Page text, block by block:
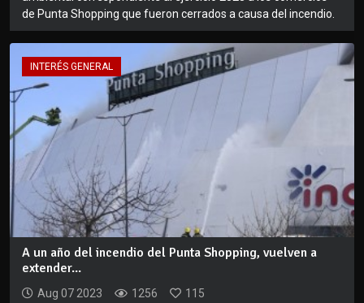
de Punta Shopping que fueron cerrados a causa del incendio.
INTERÉS GENERAL
A un año del incendio del Punta Shopping, vuelven a
extender...
Aug 07 2023 1256 115